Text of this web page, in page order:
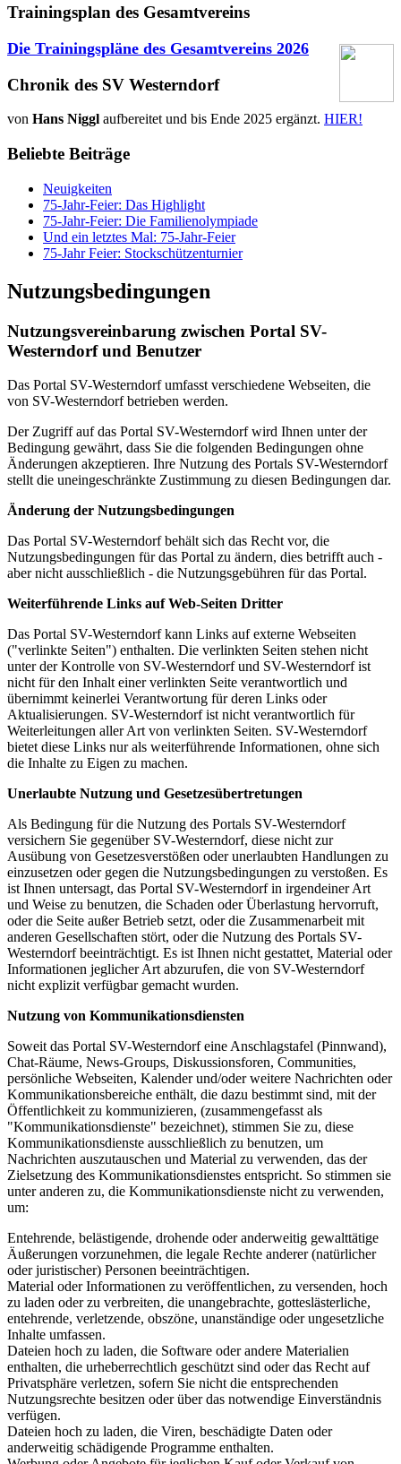
Trainingsplan des Gesamtvereins
Die Trainingspläne des Gesamtvereins 2026
Chronik des SV Westerndorf
von Hans Niggl aufbereitet und bis Ende 2025 ergänzt. HIER!
Beliebte Beiträge
Neuigkeiten
75-Jahr-Feier: Das Highlight
75-Jahr-Feier: Die Familienolympiade
Und ein letztes Mal: 75-Jahr-Feier
75-Jahr Feier: Stockschützenturnier
Nutzungsbedingungen
Nutzungsvereinbarung zwischen Portal SV-
Westerndorf und Benutzer
Das Portal SV-Westerndorf umfasst verschiedene Webseiten, die
von SV-Westerndorf betrieben werden.
Der Zugriff auf das Portal SV-Westerndorf wird Ihnen unter der
Bedingung gewährt, dass Sie die folgenden Bedingungen ohne
Änderungen akzeptieren. Ihre Nutzung des Portals SV-Westerndorf
stellt die uneingeschränkte Zustimmung zu diesen Bedingungen dar.
Änderung der Nutzungsbedingungen
Das Portal SV-Westerndorf behält sich das Recht vor, die
Nutzungsbedingungen für das Portal zu ändern, dies betrifft auch -
aber nicht ausschließlich - die Nutzungsgebühren für das Portal.
Weiterführende Links auf Web-Seiten Dritter
Das Portal SV-Westerndorf kann Links auf externe Webseiten
("verlinkte Seiten") enthalten. Die verlinkten Seiten stehen nicht
unter der Kontrolle von SV-Westerndorf und SV-Westerndorf ist
nicht für den Inhalt einer verlinkten Seite verantwortlich und
übernimmt keinerlei Verantwortung für deren Links oder
Aktualisierungen. SV-Westerndorf ist nicht verantwortlich für
Weiterleitungen aller Art von verlinkten Seiten. SV-Westerndorf
bietet diese Links nur als weiterführende Informationen, ohne sich
die Inhalte zu Eigen zu machen.
Unerlaubte Nutzung und Gesetzesübertretungen
Als Bedingung für die Nutzung des Portals SV-Westerndorf
versichern Sie gegenüber SV-Westerndorf, diese nicht zur
Ausübung von Gesetzesverstößen oder unerlaubten Handlungen zu
einzusetzen oder gegen die Nutzungsbedingungen zu verstoßen. Es
ist Ihnen untersagt, das Portal SV-Westerndorf in irgendeiner Art
und Weise zu benutzen, die Schaden oder Überlastung hervorruft,
oder die Seite außer Betrieb setzt, oder die Zusammenarbeit mit
anderen Gesellschaften stört, oder die Nutzung des Portals SV-
Westerndorf beeinträchtigt. Es ist Ihnen nicht gestattet, Material oder
Informationen jeglicher Art abzurufen, die von SV-Westerndorf
nicht explizit verfügbar gemacht wurden.
Nutzung von Kommunikationsdiensten
Soweit das Portal SV-Westerndorf eine Anschlagstafel (Pinnwand),
Chat-Räume, News-Groups, Diskussionsforen, Communities,
persönliche Webseiten, Kalender und/oder weitere Nachrichten oder
Kommunikationsbereiche enthält, die dazu bestimmt sind, mit der
Öffentlichkeit zu kommunizieren, (zusammengefasst als
"Kommunikationsdienste" bezeichnet), stimmen Sie zu, diese
Kommunikationsdienste ausschließlich zu benutzen, um
Nachrichten auszutauschen und Material zu verwenden, das der
Zielsetzung des Kommunikationsdienstes entspricht. So stimmen sie
unter anderen zu, die Kommunikationsdienste nicht zu verwenden,
um:
Entehrende, belästigende, drohende oder anderweitig gewalttätige
Äußerungen vorzunehmen, die legale Rechte anderer (natürlicher
oder juristischer) Personen beeinträchtigen.
Material oder Informationen zu veröffentlichen, zu versenden, hoch
zu laden oder zu verbreiten, die unangebrachte, gotteslästerliche,
entehrende, verletzende, obszöne, unanständige oder ungesetzliche
Inhalte umfassen.
Dateien hoch zu laden, die Software oder andere Materialien
enthalten, die urheberrechtlich geschützt sind oder das Recht auf
Privatsphäre verletzen, sofern Sie nicht die entsprechenden
Nutzungsrechte besitzen oder über das notwendige Einverständnis
verfügen.
Dateien hoch zu laden, die Viren, beschädigte Daten oder
anderweitig schädigende Programme enthalten.